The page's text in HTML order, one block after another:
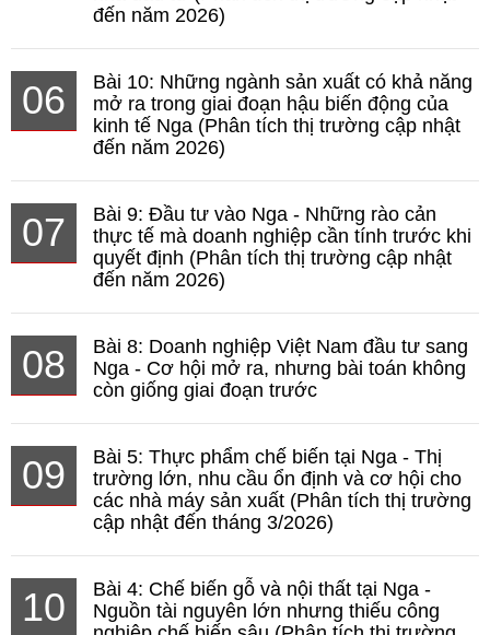
đến năm 2026)
06
Bài 10: Những ngành sản xuất có khả năng
mở ra trong giai đoạn hậu biến động của
kinh tế Nga (Phân tích thị trường cập nhật
đến năm 2026)
07
Bài 9: Đầu tư vào Nga - Những rào cản
thực tế mà doanh nghiệp cần tính trước khi
quyết định (Phân tích thị trường cập nhật
đến năm 2026)
08
Bài 8: Doanh nghiệp Việt Nam đầu tư sang
Nga - Cơ hội mở ra, nhưng bài toán không
còn giống giai đoạn trước
09
Bài 5: Thực phẩm chế biến tại Nga - Thị
trường lớn, nhu cầu ổn định và cơ hội cho
các nhà máy sản xuất (Phân tích thị trường
cập nhật đến tháng 3/2026)
10
Bài 4: Chế biến gỗ và nội thất tại Nga -
Nguồn tài nguyên lớn nhưng thiếu công